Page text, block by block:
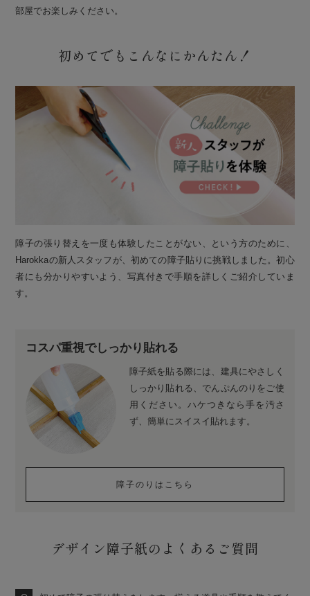
部屋でお楽しみください。
初めてでもこんなにかんたん！
障子の張り替えを一度も体験したことがない、という方のために、
Harokkaの新人スタッフが、初めての障子貼りに挑戦しました。初心
者にも分かりやすいよう、写真付きで手順を詳しくご紹介していま
す。
コスパ重視でしっかり貼れる
障子紙を貼る際には、建具にやさしく
しっかり貼れる、でんぷんのりをご使
用ください。ハケつきなら手を汚さ
ず、簡単にスイスイ貼れます。
障子のりはこちら
デザイン障子紙のよくあるご質問